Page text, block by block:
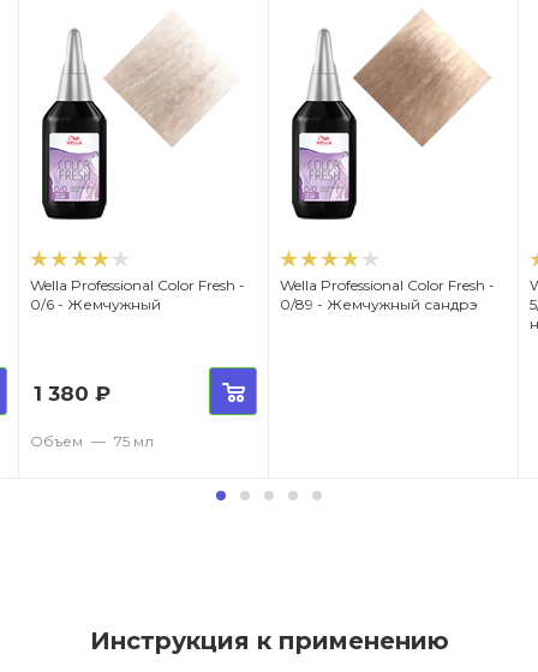
Wella Professional Color Fresh -
0/6 - Жемчужный
1 380 ₽
Объем — 75 мл
Wella Professional Color Fresh -
0/89 - Жемчужный сандрэ
Инструкция к применению